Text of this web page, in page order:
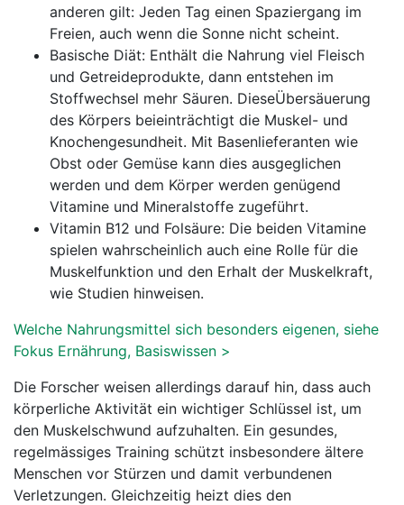
anderen gilt: Jeden Tag einen Spaziergang im
Freien, auch wenn die Sonne nicht scheint.
Basische Diät: Enthält die Nahrung viel Fleisch
und Getreideprodukte, dann entstehen im
Stoffwechsel mehr Säuren. DieseÜbersäuerung
des Körpers beieinträchtigt die Muskel- und
Knochengesundheit. Mit Basenlieferanten wie
Obst oder Gemüse kann dies ausgeglichen
werden und dem Körper werden genügend
Vitamine und Mineralstoffe zugeführt.
Vitamin B12 und Folsäure: Die beiden Vitamine
spielen wahrscheinlich auch eine Rolle für die
Muskelfunktion und den Erhalt der Muskelkraft,
wie Studien hinweisen.
Welche Nahrungsmittel sich besonders eigenen, siehe
Fokus Ernährung, Basiswissen >
Die Forscher weisen allerdings darauf hin, dass auch
körperliche Aktivität ein wichtiger Schlüssel ist, um
den Muskelschwund aufzuhalten. Ein gesundes,
regelmässiges Training schützt insbesondere ältere
Menschen vor Stürzen und damit verbundenen
Verletzungen. Gleichzeitig heizt dies den